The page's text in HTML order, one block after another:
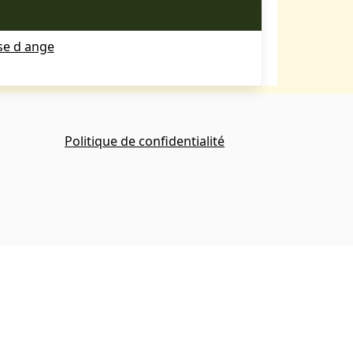
d ange
Politique de confidentialité